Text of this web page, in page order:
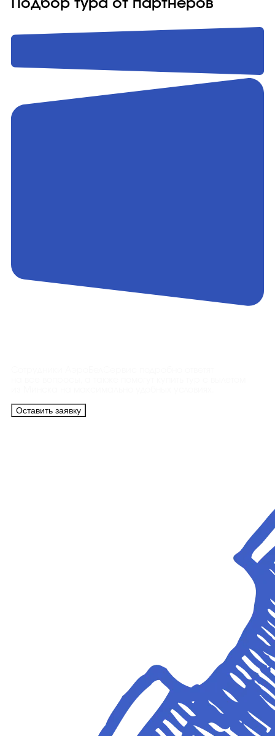
Подбор тура от партнёров
Оставить заявку